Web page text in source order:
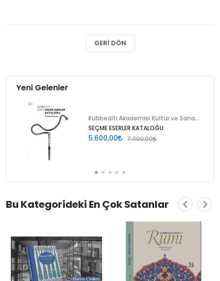
GERI DÖN
Yeni Gelenler
SEÇME ESERLER KATALOĞU
5.600,00 7.000,00
Bu Kategorideki En Çok Satanlar